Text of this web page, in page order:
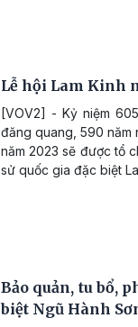
Lễ hội Lam Kinh
[VOV2] - Kỷ niệm
đăng quang, 590 năm
năm 2023 sẽ được tổ
sử quốc gia đặc biệt
Bảo quản, tu bổ,
biệt Ngũ Hành